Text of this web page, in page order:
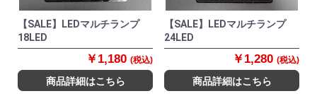
【SALE】LEDマルチランプ
18LED
￥1,180 (税込)
商品詳細はこちら
【SALE】LEDマルチランプ
24LED
￥1,280 (税込)
商品詳細はこちら